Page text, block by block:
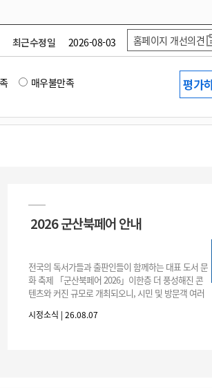
최근수정일 2026-08-03 홈페이지 개선의견
매우불만족
2026 군산북페어 안내
전국의 독서가들과 출판인들이 함께하는 대표 도서 문
화 축제 「군산북페어 2026」이한층 더 풍성해진 콘
텐츠와 커진 규모로 개최되오니, 시민 및 방문객 여러
간: 2026. 8. 28.
시정소식 | 26.08.07